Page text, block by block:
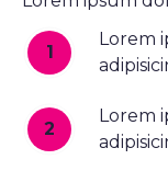
1
Lorem
2
Lorem